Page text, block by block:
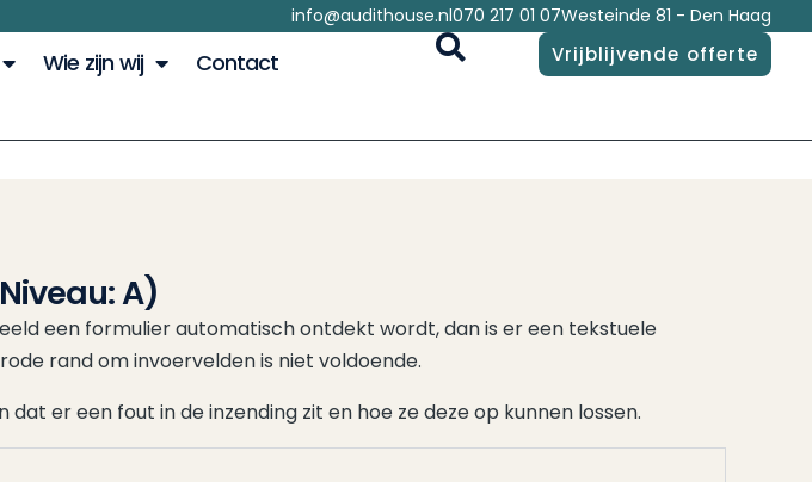
info@audithouse.nl070 217 01 07Westeinde 81 - Den Haag
Wie zijn wij Contact Vrijblijvende offerte
A)
een formulier automatisch ontdekt wordt, dan is er een tekstuele
rand om invoervelden is niet voldoende.
er een fout in de inzending zit en hoe ze deze op kunnen lossen.